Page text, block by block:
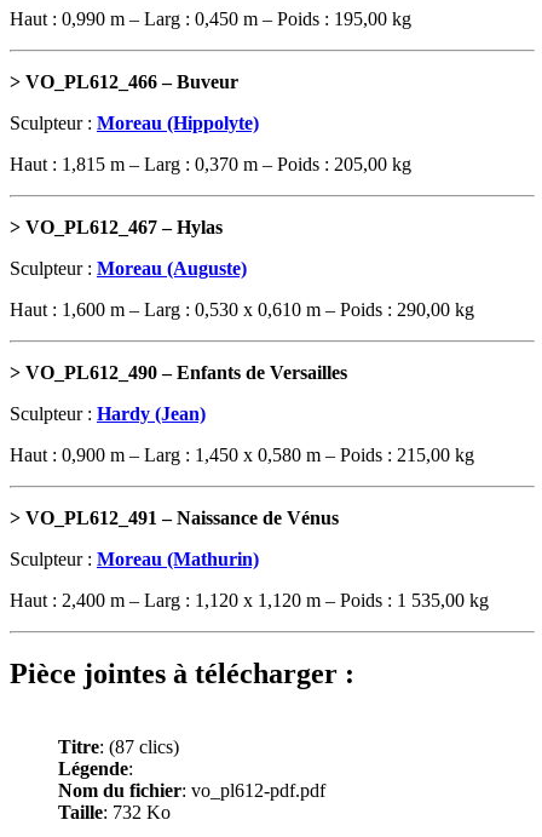
Haut : 0,990 m – Larg : 0,450 m – Poids : 195,00 kg
> VO_PL612_466 – Buveur
Sculpteur : Moreau (Hippolyte)
Haut : 1,815 m – Larg : 0,370 m – Poids : 205,00 kg
> VO_PL612_467 – Hylas
Sculpteur : Moreau (Auguste)
Haut : 1,600 m – Larg : 0,530 x 0,610 m – Poids : 290,00 kg
> VO_PL612_490 – Enfants de Versailles
Sculpteur : Hardy (Jean)
Haut : 0,900 m – Larg : 1,450 x 0,580 m – Poids : 215,00 kg
> VO_PL612_491 –Naissance de Vénus
Sculpteur : Moreau (Mathurin)
Haut : 2,400 m – Larg : 1,120 x 1,120 m – Poids : 1 535,00 kg
Pièce jointes à télécharger :
Titre: (87 clics)
Légende:
Nom du fichier: vo_pl612-pdf.pdf
Taille: 732 Ko